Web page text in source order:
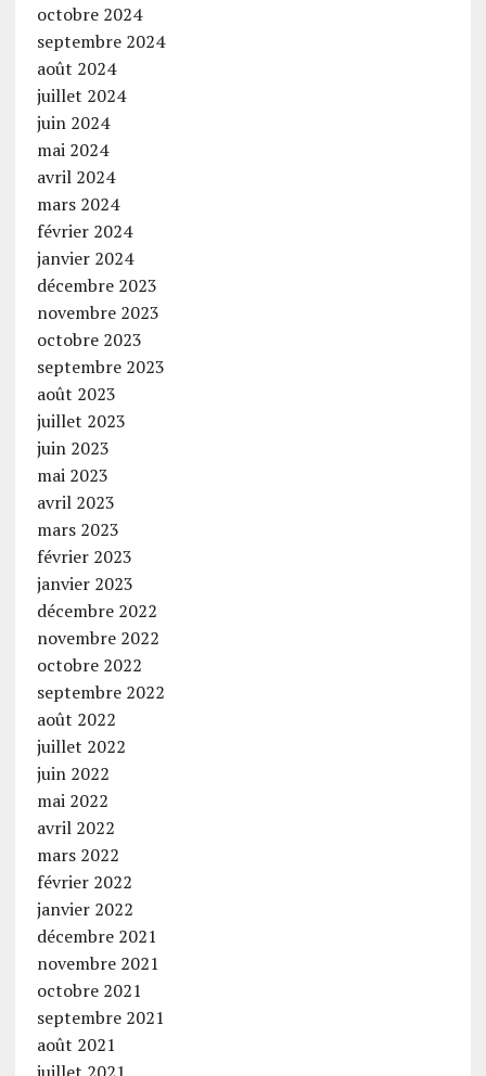
octobre 2024
septembre 2024
août 2024
juillet 2024
juin 2024
mai 2024
avril 2024
mars 2024
février 2024
janvier 2024
décembre 2023
novembre 2023
octobre 2023
septembre 2023
août 2023
juillet 2023
juin 2023
mai 2023
avril 2023
mars 2023
février 2023
janvier 2023
décembre 2022
novembre 2022
octobre 2022
septembre 2022
août 2022
juillet 2022
juin 2022
mai 2022
avril 2022
mars 2022
février 2022
janvier 2022
décembre 2021
novembre 2021
octobre 2021
septembre 2021
août 2021